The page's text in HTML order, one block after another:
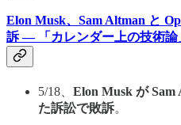
Elon Musk、Sam Altman と
訴 — 「カレンダー上の技術論
5/18、 Elon Musk が
た訴訟で敗訴。